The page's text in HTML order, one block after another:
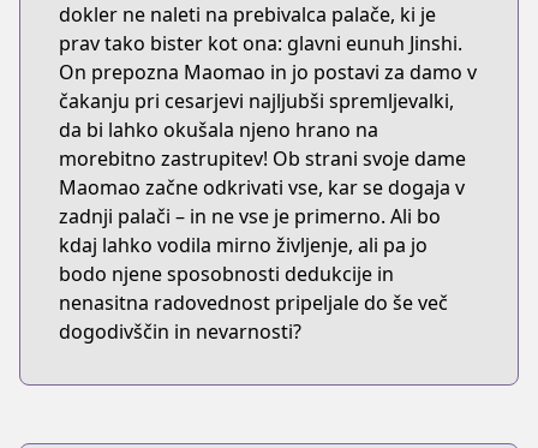
dokler ne naleti na prebivalca palače, ki je
prav tako bister kot ona: glavni eunuh Jinshi.
On prepozna Maomao in jo postavi za damo v
čakanju pri cesarjevi najljubši spremljevalki,
da bi lahko okušala njeno hrano na
morebitno zastrupitev! Ob strani svoje dame
Maomao začne odkrivati vse, kar se dogaja v
zadnji palači – in ne vse je primerno. Ali bo
kdaj lahko vodila mirno življenje, ali pa jo
bodo njene sposobnosti dedukcije in
nenasitna radovednost pripeljale do še več
dogodivščin in nevarnosti?